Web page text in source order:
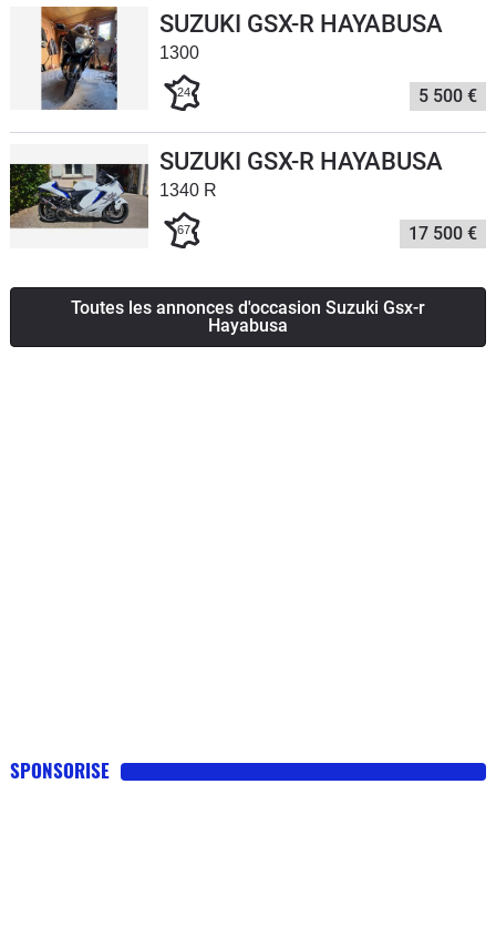
Marques
Services
SUZUKI GSX-R HAYABUSA
1300
24 5 500 €
SUZUKI GSX-R HAYABUSA
1340 R
67 17 500 €
Toutes les annonces d'occasion Suzuki Gsx-r
Hayabusa
SPONSORISE